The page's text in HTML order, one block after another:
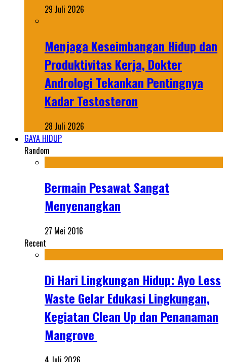
29 Juli 2026
Menjaga Keseimbangan Hidup dan
Produktivitas Kerja, Dokter
Andrologi Tekankan Pentingnya
Kadar Testosteron
28 Juli 2026
GAYA HIDUP
Random
Bermain Pesawat Sangat
Menyenangkan
27 Mei 2016
Recent
Di Hari Lingkungan Hidup: Ayo Less
Waste Gelar Edukasi Lingkungan,
Kegiatan Clean Up dan Penanaman
Mangrove